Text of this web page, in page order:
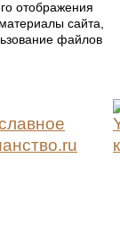
отображения
сайта,
файлов